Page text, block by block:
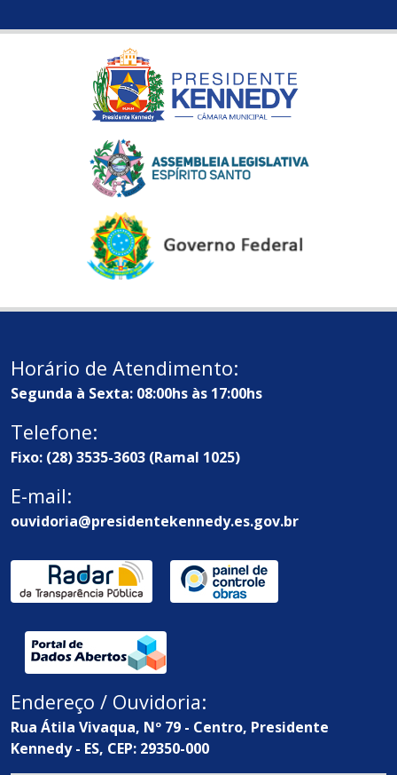
Horário de Atendimento:
Segunda à Sexta: 08:00hs às 17:00hs
Telefone:
Fixo: (28) 3535-3603 (Ramal 1025)
E-mail:
ouvidoria@presidentekennedy.es.gov.br
Endereço / Ouvidoria:
Rua Átila Vivaqua, Nº 79 - Centro, Presidente
Kennedy - ES, CEP: 29350-000